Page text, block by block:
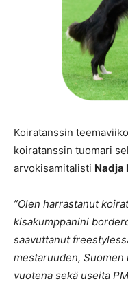
Koiratanssin
koiratanssin tuomari
arvokisamitalisti Nadja
”Olen harrastanut
kisakumppanini
saavuttanut
mestaruuden,
vuotena sekä useita